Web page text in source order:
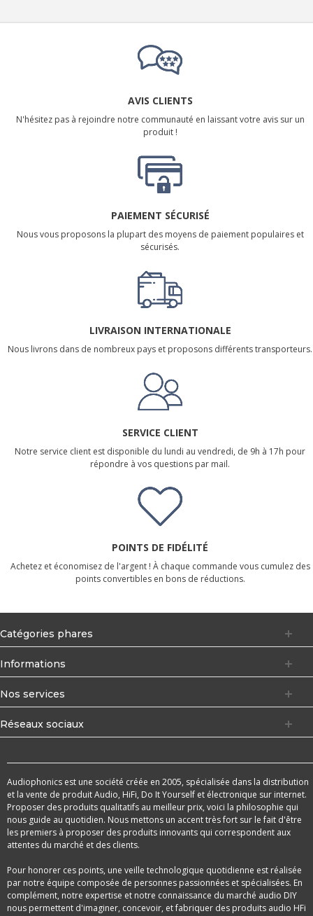
AVIS CLIENTS
N'hésitez pas à rejoindre notre communauté en laissant votre avis sur un
produit !
PAIEMENT SÉCURISÉ
Nous vous proposons la plupart des moyens de paiement populaires et
sécurisés.
LIVRAISON INTERNATIONALE
Nous livrons dans de nombreux pays et proposons différents transporteurs.
SERVICE CLIENT
Notre service client est disponible du lundi au vendredi, de 9h à 17h pour
répondre à vos questions par mail.
POINTS DE FIDÉLITÉ
Achetez et économisez de l'argent ! À chaque commande vous cumulez des
points convertibles en bons de réductions.
Catégories phares
Informations
Nos services
Réseaux sociaux
Audiophonics est une société créée en 2005, spécialisée dans la distribution
et la vente de produit Audio, HiFi, Do It Yourself et électronique sur internet.
Proposer des produits qualitatifs au meilleur prix, voici la philosophie qui
nous guide au quotidien. Nous mettons un accent très fort sur le fait d'être
les premiers à proposer des produits innovants qui correspondent aux
attentes du marché et des clients.
Pour honorer ces points, une veille technologique quotidienne est réalisée
par notre équipe composée de personnes passionnées et spécialisées. En
complément, notre expertise et notre connaissance du marché audio DIY
nous permettent d'imaginer, concevoir, et fabriquer des produits audio HFi